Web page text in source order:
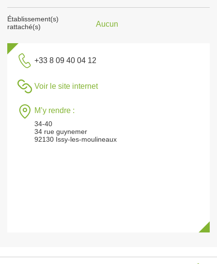
Établissement(s)
rattaché(s)
Aucun
+33 8 09 40 04 12
Voir le site internet
M’y rendre :
34-40
34 rue guynemer
92130 Issy-les-moulineaux